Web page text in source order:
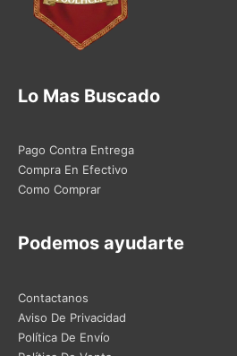
Lo Mas Buscado
Pago Contra Entrega
Compra En Efectivo
Como Comprar
Podemos ayudarte
Contactanos
Aviso De Privacidad
Política De Envío